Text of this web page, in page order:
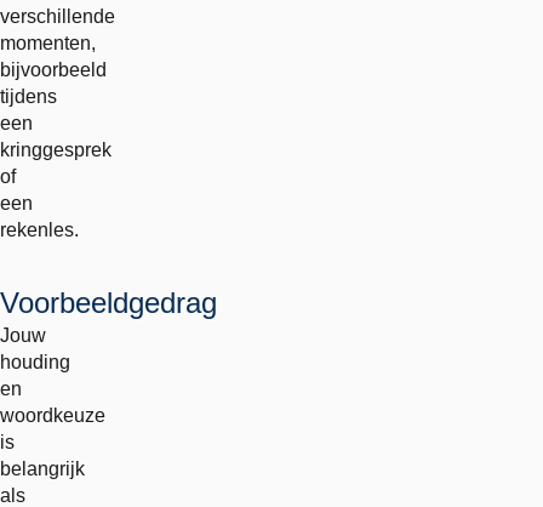
verschillende
momenten,
bijvoorbeeld
tijdens
een
kringgesprek
of
een
rekenles.
Voorbeeldgedrag
Jouw
houding
en
woordkeuze
is
belangrijk
als